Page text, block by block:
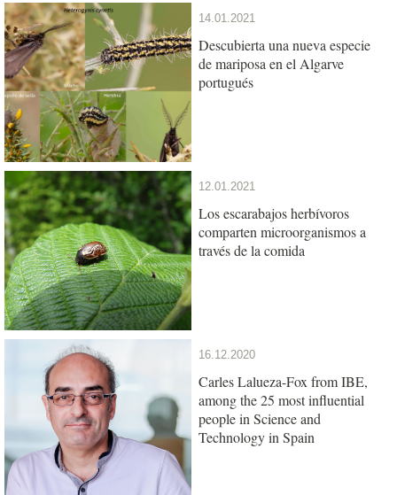
14.01.2021
Descubierta una nueva especie
de mariposa en el Algarve
portugués
12.01.2021
Los escarabajos herbívoros
comparten microorganismos a
través de la comida
16.12.2020
Carles Lalueza-Fox from IBE,
among the 25 most influential
people in Science and
Technology in Spain